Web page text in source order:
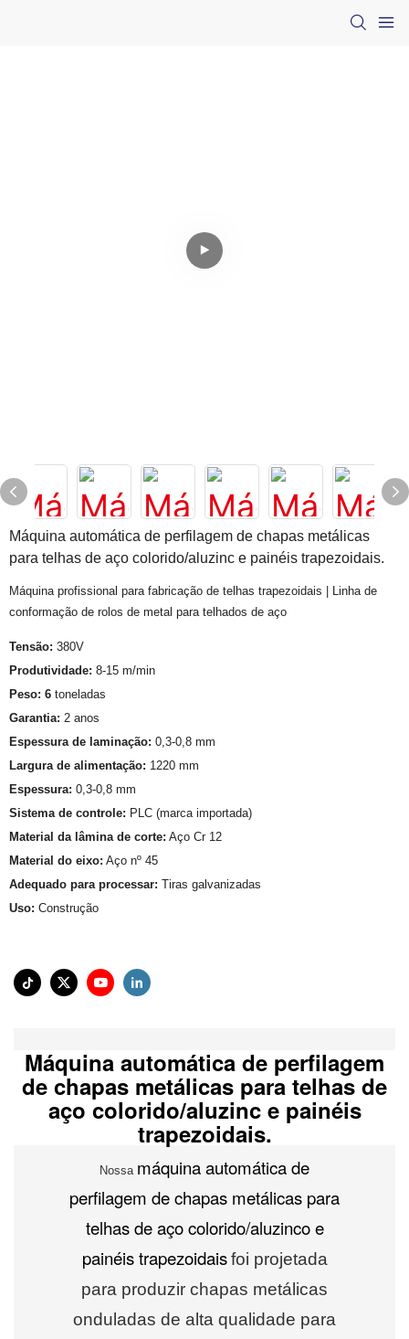
Máquina automática de perfilagem de chapas metálicas
para telhas de aço colorido/aluzinc e painéis trapezoidais.
Máquina profissional para fabricação de telhas trapezoidais | Linha de
conformação de rolos de metal para telhados de aço
Tensão: 380V
Produtividade: 8-15 m/min
Peso: 6 toneladas
Garantia: 2 anos
Espessura de laminação: 0,3-0,8 mm
Largura de alimentação: 1220 mm
Espessura: 0,3-0,8 mm
Sistema de controle: PLC (marca importada)
Material da lâmina de corte: Aço Cr 12
Material do eixo: Aço nº 45
Adequado para processar: Tiras galvanizadas
Uso: Construção
Máquina automática de perfilagem
de chapas metálicas para telhas de
aço colorido/aluzinc e painéis
trapezoidais.
Nossa máquina automática de
perfilagem de chapas metálicas para
telhas de aço colorido/aluzinco e
painéis trapezoidais foi projetada
para produzir chapas metálicas
onduladas de alta qualidade para